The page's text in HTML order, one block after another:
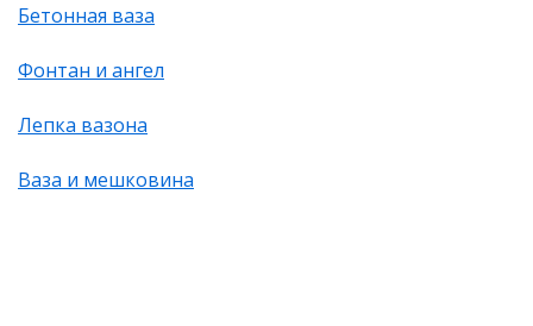
Бетонная ваза
Фонтан и ангел
Лепка вазона
Ваза и мешковина